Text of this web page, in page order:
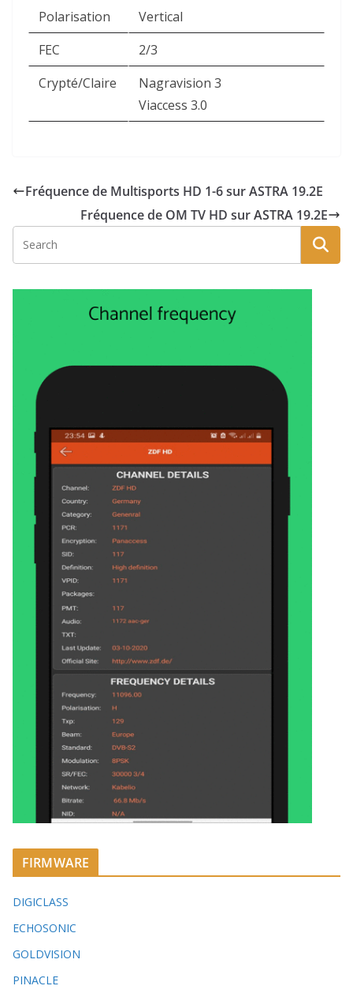
Polarisation
Vertical
FEC
2/3
Crypté/Claire
Nagravision 3
Viaccess 3.0
Fréquence de Multisports HD 1-6 sur ASTRA 19.2E
Fréquence de OM TV HD sur ASTRA 19.2E
FIRMWARE
DIGICLASS
ECHOSONIC
GOLDVISION
PINACLE